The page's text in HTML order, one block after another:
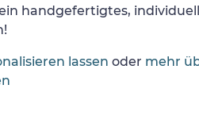
handgefertigtes,
lassen oder mehr